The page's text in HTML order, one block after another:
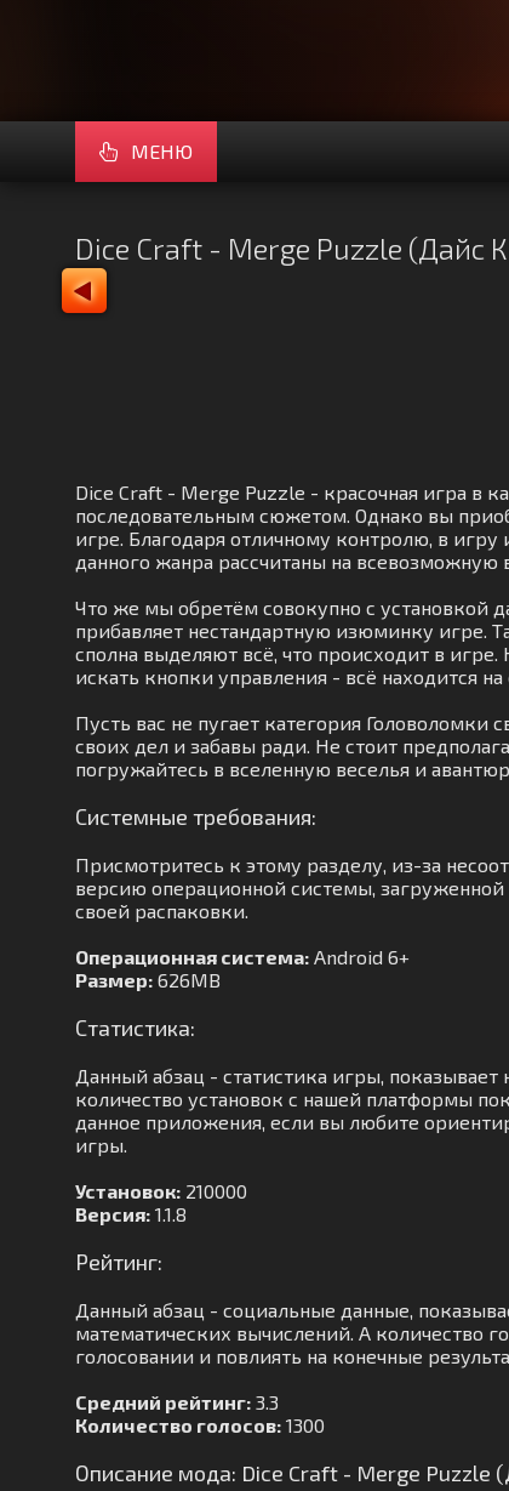
МЕНЮ
Dice Craft - Merge Puzzle
Dice Craft - Merge Puzzle - красочная игра в
последовательным сюжетом. Однако вы
игре. Благодаря отличному контролю, в
данного жанра рассчитаны на всевозможную
Что же мы обретём совокупно с установкой
прибавляет нестандартную изюминку игре.
сполна выделяют всё, что происходит в
искать кнопки управления - всё находится
Пусть вас не пугает категория
своих дел и забавы ради. Не стоит
погружайтесь в вселенную веселья и
Системные требования:
Присмотритесь к этому разделу, из-за
версию операционной системы, загруженной
своей распаковки.
Операционная система: Android 6+
Размер: 626MB
Статистика:
Данный абзац - статистика игры,
количество установок с нашей платформы
данное приложения, если вы любите
игры.
Установок: 210000
Версия: 1.1.8
Рейтинг:
Данный абзац - социальные данные,
математических вычислений. А количество
голосовании и повлиять на конечные
Средний рейтинг: 3.3
Количество голосов: 1300
Описание мода: Dice Craft - Merge